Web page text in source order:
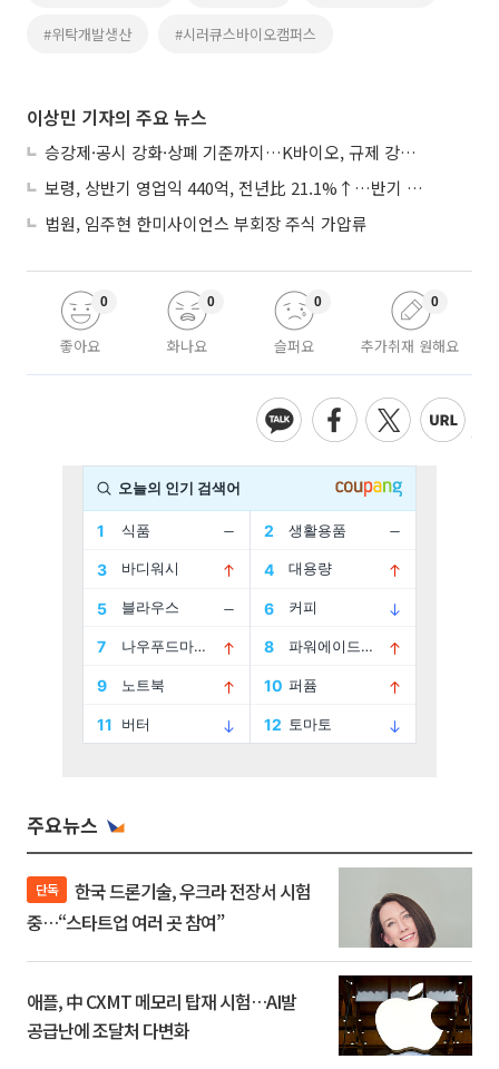
#위탁개발생산 #시러큐스바이오캠퍼스
이상민 기자의 주요 뉴스
승강제·공시 강화·상폐 기준까지…K바이오, 규제 강화에 ‘삼중고’
보령, 상반기 영업익 440억, 전년比 21.1%↑…반기 역대 최대
법원, 임주현 한미사이언스 부회장 주식 가압류
좋아요
0
화나요
0
슬퍼요
0
추가취재 원해요
0
주요뉴스
단독
중…“스타트업 여러 곳 참여”
애플, 中 CXMT 메모리 탑재 시험…AI발
공급난에 조달처 다변화